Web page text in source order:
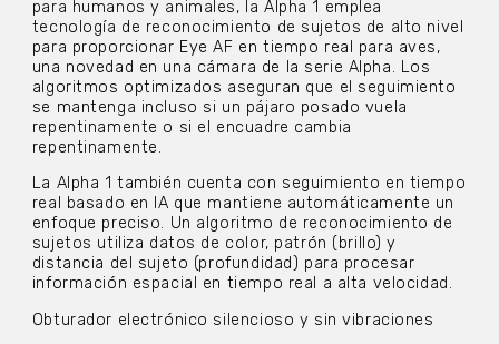
para humanos y animales, la Alpha 1 emplea
tecnología de reconocimiento de sujetos de alto nivel
para proporcionar Eye AF en tiempo real para aves,
una novedad en una cámara de la serie Alpha. Los
algoritmos optimizados aseguran que el seguimiento
se mantenga incluso si un pájaro posado vuela
repentinamente o si el encuadre cambia
repentinamente.
La Alpha 1 también cuenta con seguimiento en tiempo
real basado en IA que mantiene automáticamente un
enfoque preciso. Un algoritmo de reconocimiento de
sujetos utiliza datos de color, patrón (brillo) y
distancia del sujeto (profundidad) para procesar
información espacial en tiempo real a alta velocidad.
Obturador electrónico silencioso y sin vibraciones